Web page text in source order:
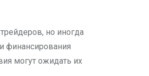
но иногда
финансирования
могут ожидать их